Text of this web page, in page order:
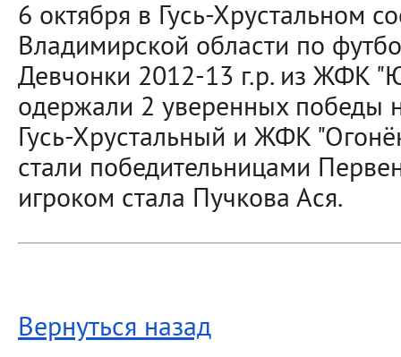
6 октября в Гусь-Хрустальном
Владимирской области по
Девчонки 2012-13 г.р. из ЖФК
одержали 2 уверенных победы
Гусь-Хрустальный и ЖФК
стали победительницами
игроком стала Пучкова Ася.
Вернуться назад